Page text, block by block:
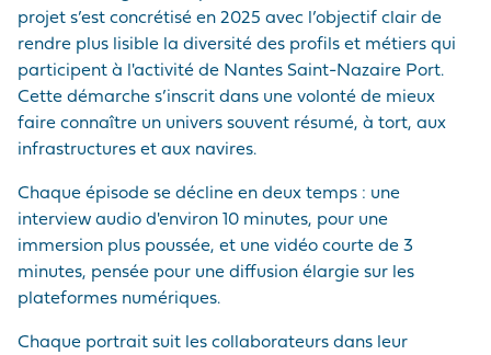
projet s’est concrétisé en 2025 avec l’objectif clair de
rendre plus lisible la diversité des profils et métiers qui
participent à l'activité de Nantes Saint-Nazaire Port.
Cette démarche s’inscrit dans une volonté de mieux
faire connaître un univers souvent résumé, à tort, aux
infrastructures et aux navires.
Chaque épisode se décline en deux temps : une
interview audio d'environ 10 minutes, pour une
immersion plus poussée, et une vidéo courte de 3
minutes, pensée pour une diffusion élargie sur les
plateformes numériques.
Chaque portrait suit les collaborateurs dans leur